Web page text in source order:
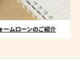
ームローンのご紹介